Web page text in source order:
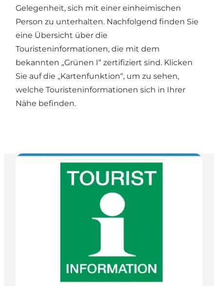
Gelegenheit, sich mit einer einheimischen
Person zu unterhalten. Nachfolgend finden Sie
eine Übersicht über die
Touristeninformationen, die mit dem
bekannten „Grünen I“ zertifiziert sind. Klicken
Sie auf die „Kartenfunktion“, um zu sehen,
welche Touristeninformationen sich in Ihrer
Nähe befinden.